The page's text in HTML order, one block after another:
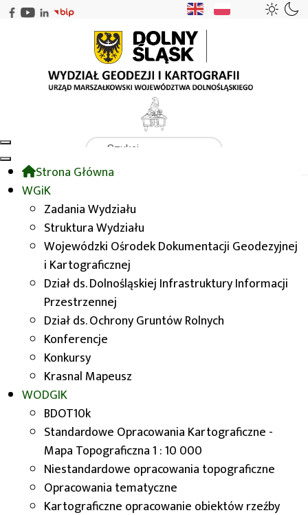
Szukaj
Strona Główna
WGiK
Zadania Wydziału
Struktura Wydziału
Wojewódzki Ośrodek Dokumentacji Geodezyjnej
i Kartograficznej
Dział ds. Dolnośląskiej Infrastruktury Informacji
Przestrzennej
Dział ds. Ochrony Gruntów Rolnych
Konferencje
Konkursy
Krasnal Mapeusz
WODGIK
BDOT10k
Standardowe Opracowania Kartograficzne -
Mapa Topograficzna 1 : 10 000
Niestandardowe opracowania topograficzne
Opracowania tematyczne
Kartograficzne opracowanie obiektów rzeźby
WGiK
Zasady udostępniania zasobu i opłaty
Nieodpłatne
Na podstawie art. 40a ust. 2 ustawy Prawo
geodezyjne i kartograficzne nie pobiera się
opłaty za:
1) udostępnianie w postaci elektronicznej
zbiorów danych państwowego zasobu
geodezyjnego i kartograficznego:
a) w celu edukacyjnym:
– jednostkom organizacyjnym wchodzącym w
skład systemu oświaty, o którym mowa w
ustawie z dnia 14 grudnia 2016r. – Prawo